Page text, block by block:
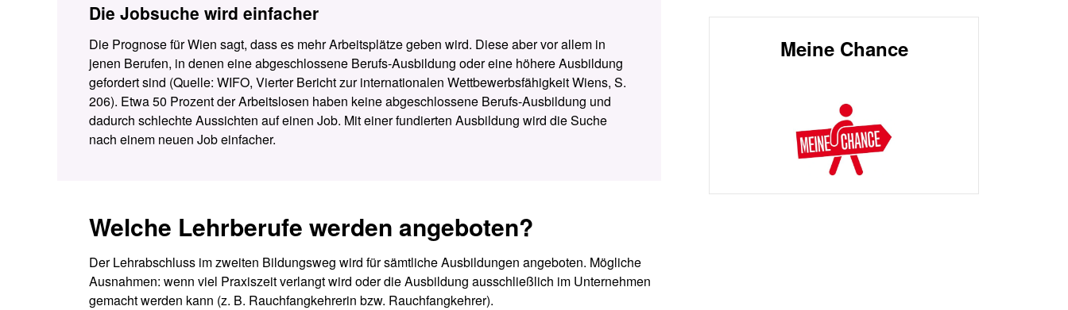
Die Jobsuche wird einfacher
Die Prognose für Wien sagt, dass es mehr Arbeitsplätze geben wird. Diese aber vor allem in
jenen Berufen, in denen eine abgeschlossene Berufs-Ausbildung oder eine höhere Ausbildung
gefordert sind (Quelle: WIFO, Vierter Bericht zur internationalen Wettbewerbsfähigkeit Wiens, S.
206). Etwa 50 Prozent der Arbeitslosen haben keine abgeschlossene Berufs-Ausbildung und
dadurch schlechte Aussichten auf einen Job. Mit einer fundierten Ausbildung wird die Suche
nach einem neuen Job einfacher.
Welche Lehrberufe werden angeboten?
Der Lehrabschluss im zweiten Bildungsweg wird für sämtliche Ausbildungen angeboten. Mögliche
Ausnahmen: wenn viel Praxiszeit verlangt wird oder die Ausbildung ausschließlich im Unternehmen
gemacht werden kann (z. B. Rauchfangkehrerin bzw. Rauchfangkehrer).
Meine Chance